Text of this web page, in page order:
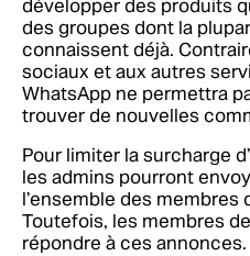
développer des produits
des groupes dont la
connaissent déjà.
sociaux et aux autres
WhatsApp ne permettra
trouver de nouvelles
Pour limiter la surcharge
les admins pourront
l’ensemble des membres
Toutefois, les membres
répondre à ces annonces.